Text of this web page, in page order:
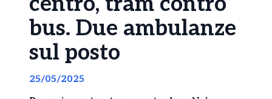
bus. Due ambulanze
sul posto
25/05/2025